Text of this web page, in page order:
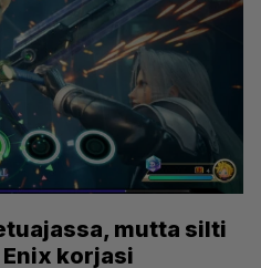
mutta silti
Enix korjasi